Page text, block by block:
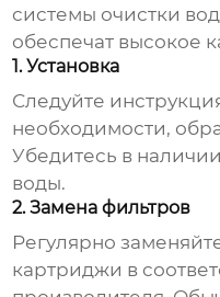
системы очистки
обеспечат высокое
1. Установка
Следуйте
необходимости,
Убедитесь в
воды.
2. Замена фильтров
Регулярно
картриджи в